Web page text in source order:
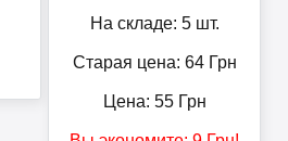
На складе: 5 шт.
Старая цена: 64Грн
Цена: 55Грн